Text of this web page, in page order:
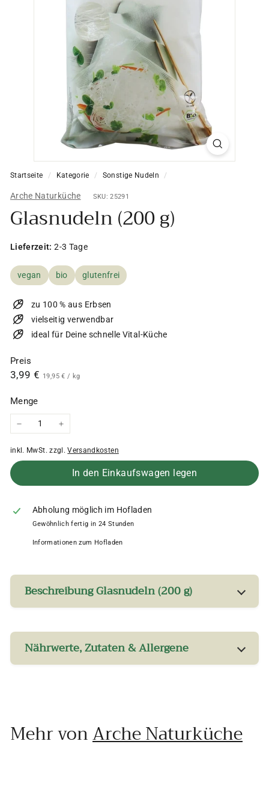
Startseite / Kategorie / Sonstige Nudeln /
Arche Naturküche SKU: 25291
Glasnudeln (200 g)
Lieferzeit: 2-3 Tage
vegan bio glutenfrei
zu 100 % aus Erbsen
vielseitig verwendbar
ideal für Deine schnelle Vital-Küche
Preis
Normaler
3,99 € 3,99
19,95 € 19,95
/ kg
Menge
inkl. MwSt. zzgl.Versandkosten
In den Einkaufswagen legen
Abholung möglich im Hofladen
Gewöhnlich fertig in 24 Stunden
Informationen zum Hofladen
Beschreibung Glasnudeln (200 g)
Nährwerte, Zutaten & Allergene
Mehr vonArche Naturküche